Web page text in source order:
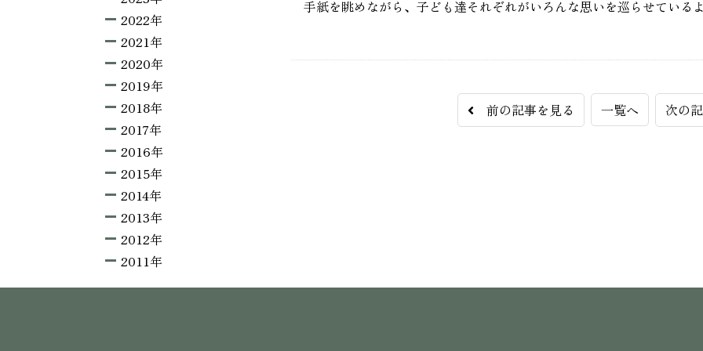
手紙を眺めながら、子ども達それぞれがいろんな思いを巡らせているよ
前の記事を見る 一覧へ 次の
2022年
2021年
2020年
2019年
2018年
2017年
2016年
2015年
2014年
2013年
2012年
2011年